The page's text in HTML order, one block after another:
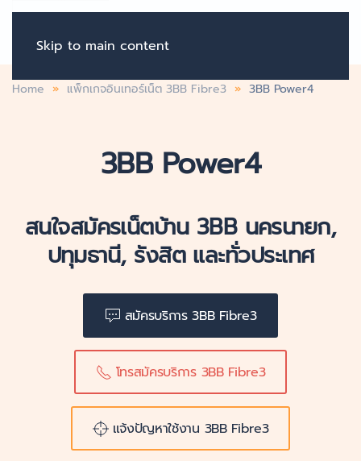
Skip to main content
Home แพ็กเกจอินเทอร์เน็ต 3BB Fibre3 3BB Power4
3BB Power4
สนใจสมัครเน็ตบ้าน 3BB นครนายก,
ปทุมธานี, รังสิต และทั่วประเทศ
สมัครบริการ 3BB Fibre3
โทรสมัครบริการ 3BB Fibre3
แจ้งปัญหาใช้งาน 3BB Fibre3